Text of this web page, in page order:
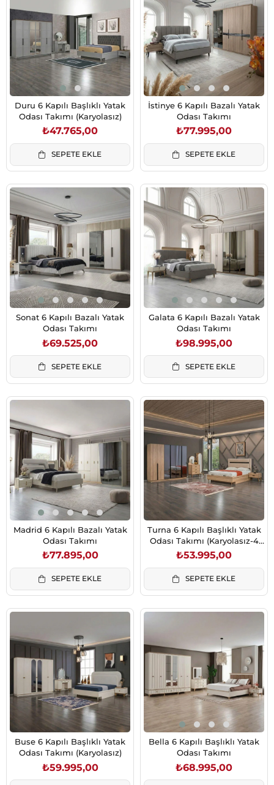
Duru 6 Kapılı Başlıklı Yatak
Odası Takımı (Karyolasız)
₺47.765,00
SEPETE EKLE
İstinye 6 Kapılı Bazalı Yatak
Odası Takımı
₺77.995,00
SEPETE EKLE
Sonat 6 Kapılı Bazalı Yatak
Odası Takımı
₺69.525,00
SEPETE EKLE
Galata 6 Kapılı Bazalı Yatak
Odası Takımı
₺98.995,00
SEPETE EKLE
Madrid 6 Kapılı Bazalı Yatak
Odası Takımı
₺77.895,00
SEPETE EKLE
Turna 6 Kapılı Başlıklı Yatak
Odası Takımı (Karyolasız-4
Aynalı)
₺53.995,00
SEPETE EKLE
Buse 6 Kapılı Başlıklı Yatak
Odası Takımı (Karyolasız)
₺59.995,00
Bella 6 Kapılı Başlıklı Yatak
Odası Takımı
₺68.995,00